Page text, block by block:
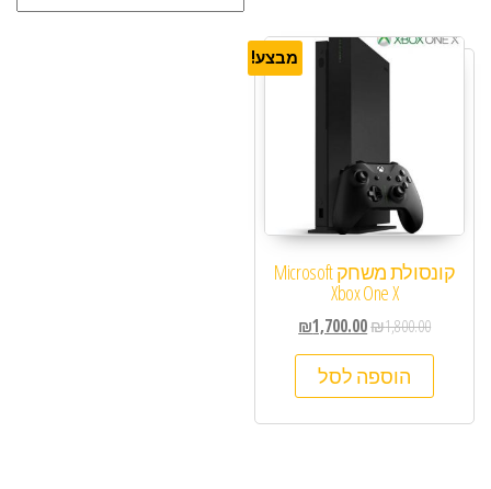
מבצע!
קונסולת משחק Microsoft
Xbox One X
₪1,800.00
₪1,700.00
הוספה לסל